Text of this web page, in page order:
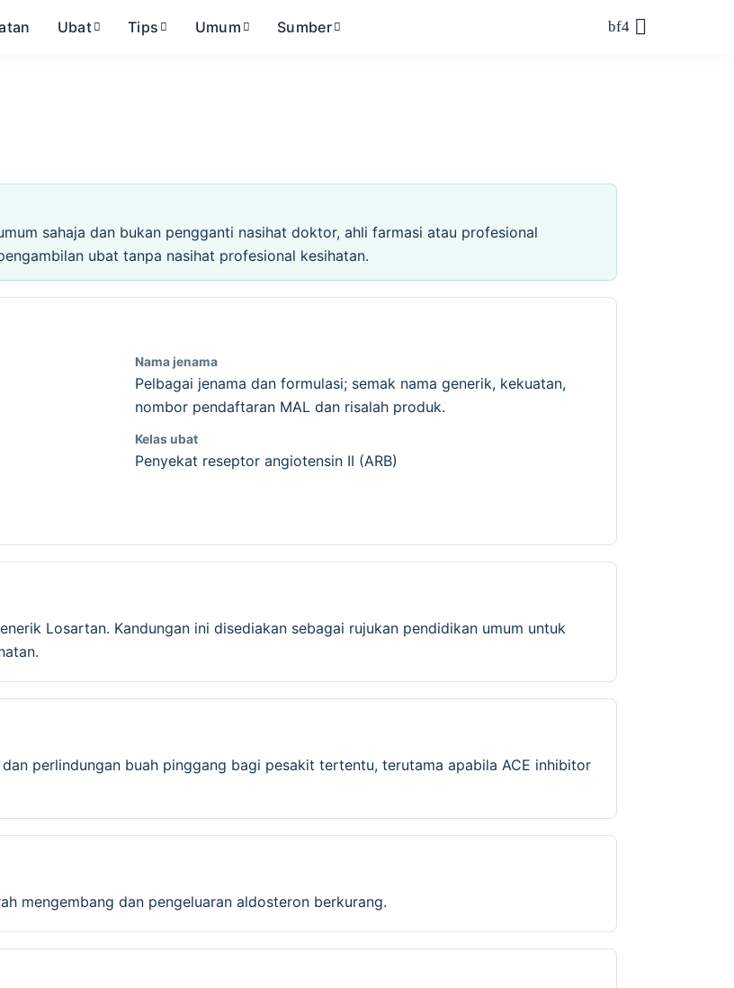
Ubat Tips Umum Sumber
sahaja dan bukan pengganti nasihat doktor, ahli farmasi atau profesional
ubat tanpa nasihat profesional kesihatan.
Nama jenama
Pelbagai jenama dan formulasi; semak nama generik, kekuatan,
nombor pendaftaran MAL dan risalah produk.
Kelas ubat
Penyekat reseptor angiotensin II (ARB)
Losartan. Kandungan ini disediakan sebagai rujukan pendidikan umum untuk
perlindungan buah pinggang bagi pesakit tertentu, terutama apabila ACE inhibitor
mengembang dan pengeluaran aldosteron berkurang.